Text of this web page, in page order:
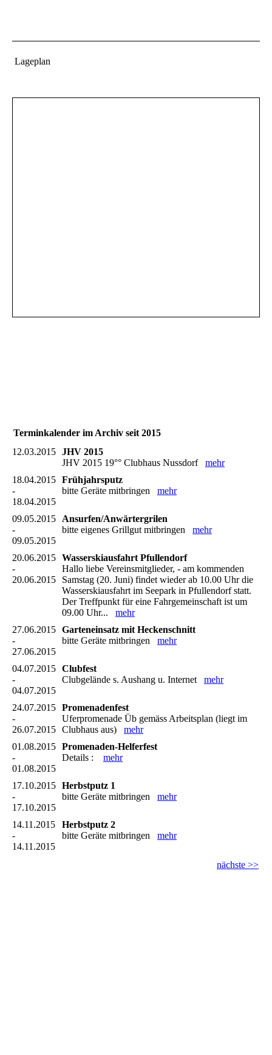
Lageplan
Terminkalender im Archiv seit 2015
12.03.2015 JHV 2015
JHV 2015 19°° Clubhaus Nussdorf mehr
18.04.2015
-
18.04.2015
Frühjahrsputz
bitte Geräte mitbringen mehr
09.05.2015
-
09.05.2015
Ansurfen/Anwärtergrilen
bitte eigenes Grillgut mitbringen mehr
20.06.2015
-
20.06.2015
Wasserskiausfahrt Pfullendorf
Hallo liebe Vereinsmitglieder, - am kommenden
Samstag (20. Juni) findet wieder ab 10.00 Uhr die
Wasserskiausfahrt im Seepark in Pfullendorf statt.
Der Treffpunkt für eine Fahrgemeinschaft ist um
09.00 Uhr... mehr
27.06.2015
-
27.06.2015
Garteneinsatz mit Heckenschnitt
bitte Geräte mitbringen mehr
04.07.2015
-
04.07.2015
Clubfest
Clubgelände s. Aushang u. Internet mehr
24.07.2015
-
26.07.2015
Promenadenfest
Uferpromenade Üb gemäss Arbeitsplan (liegt im
Clubhaus aus) mehr
01.08.2015
-
01.08.2015
Promenaden-Helferfest
Details : mehr
17.10.2015
-
17.10.2015
Herbstputz 1
bitte Geräte mitbringen mehr
14.11.2015
-
14.11.2015
Herbstputz 2
bitte Geräte mitbringen mehr
nächste >>